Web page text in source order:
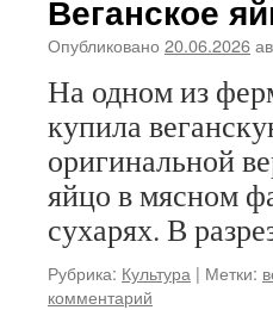
Веганское
Опубликовано 20.06.2026
На одном из
купила
оригинальной
яйцо в мясном
сухарях. В
Рубрика: Культура | Метки:
комментарий